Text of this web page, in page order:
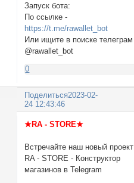
Запуск бота:
По ссылке -
https://t.me/rawallet_bot
Или ищите в поиске телеграм
@rawallet_bot
0
Поделиться2023-02-
24 12:43:46
★RA - STORE★
Встречайте наш новый
RA - STORE - Конструктор
магазинов в Telegram